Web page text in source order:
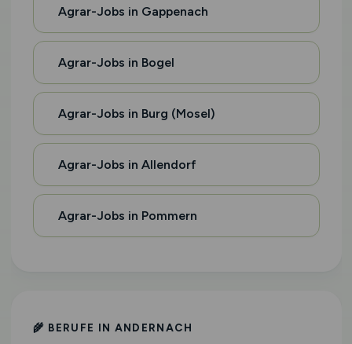
Agrar-Jobs in Gappenach
Agrar-Jobs in Bogel
Agrar-Jobs in Burg (Mosel)
Agrar-Jobs in Allendorf
Agrar-Jobs in Pommern
🌾 BERUFE IN ANDERNACH